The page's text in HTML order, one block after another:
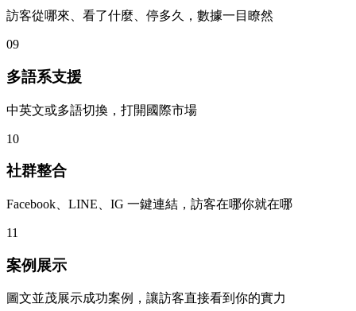
訪客從哪來、看了什麼、停多久，數據一目瞭然
09
多語系支援
中英文或多語切換，打開國際市場
10
社群整合
Facebook、LINE、IG 一鍵連結，訪客在哪你就在哪
11
案例展示
圖文並茂展示成功案例，讓訪客直接看到你的實力